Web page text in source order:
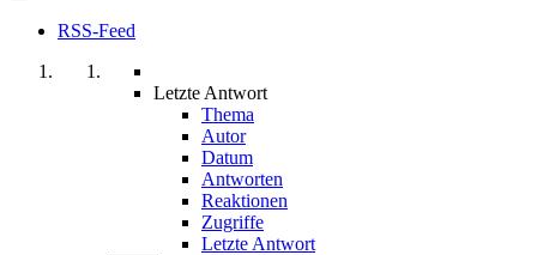
RSS-Feed
Letzte Antwort
Thema
Autor
Datum
Antworten
Reaktionen
Zugriffe
Letzte Antwort